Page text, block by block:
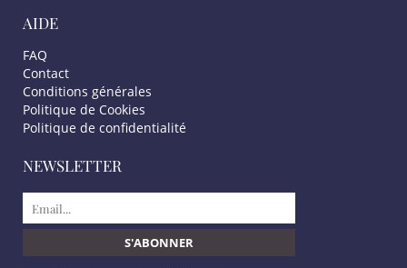
AIDE
FAQ
Contact
Conditions générales
Politique de Cookies
Politique de confidentialité
NEWSLETTER